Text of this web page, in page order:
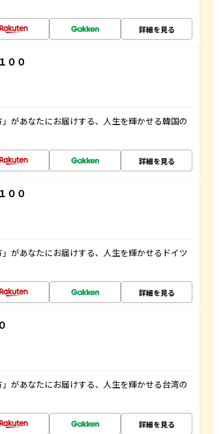
詳細を見る
００
があなたにお届けする、人生を輝かせる韓国の
詳細を見る
００
があなたにお届けする、人生を輝かせるドイツ
詳細を見る
があなたにお届けする、人生を輝かせる台湾の
詳細を見る